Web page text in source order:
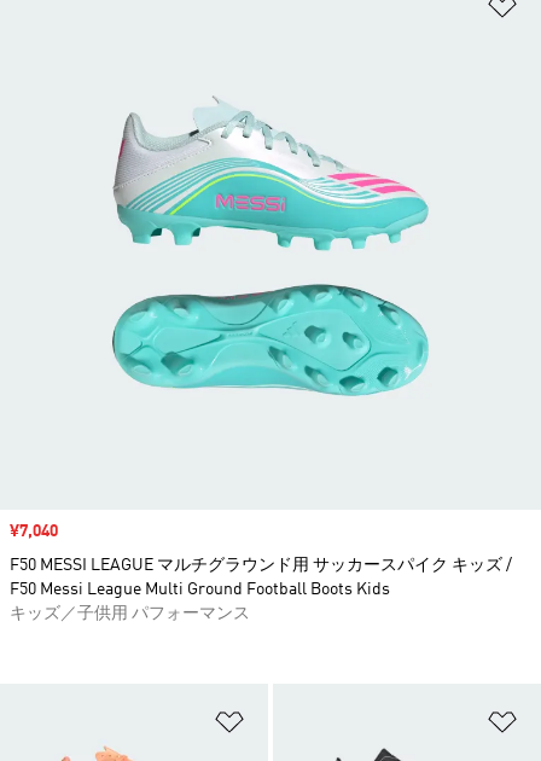
セール価格
¥7,040
F50 MESSI LEAGUE マルチグラウンド用 サッカースパイク キッズ /
F50 Messi League Multi Ground Football Boots Kids
キッズ／子供用 パフォーマンス